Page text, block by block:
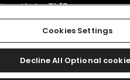
マガジン登録
Cookies Settings
Decline All Optional